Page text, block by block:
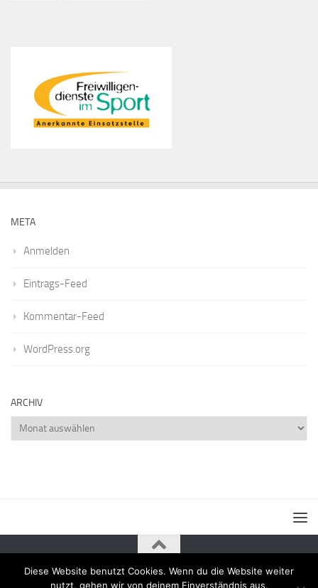
META
Anmelden
Eintrags-Feed
Kommentar-Feed
WordPress.org
ARCHIV
Archiv
Powered by - Entworfen mit dem Zu Hueman Pro wechseln
Diese Website benutzt Cookies. Wenn du die Website weiter
nutzt, gehen wir von deinem Einverständnis aus.